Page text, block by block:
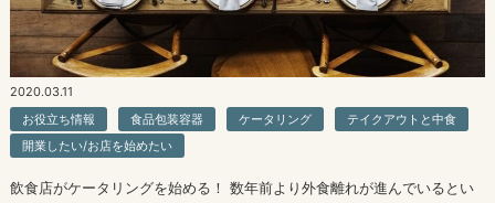
2020.03.11
お役立ち情報
食品包装容器 ケータリング
テイクアウトと中食
開業したい/お店を始めたい
飲食店がケータリングを始める！ 数年前より外食離れが進んでいるとい